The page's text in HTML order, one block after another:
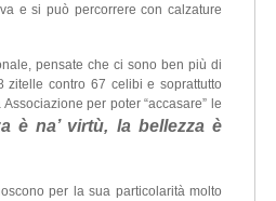
e si può percorrere con calzature
pensate che ci sono ben più di
contro 67 celibi e soprattutto
per poter “accasare” le
è na’ virtù, la bellezza è
per la sua particolarità molto